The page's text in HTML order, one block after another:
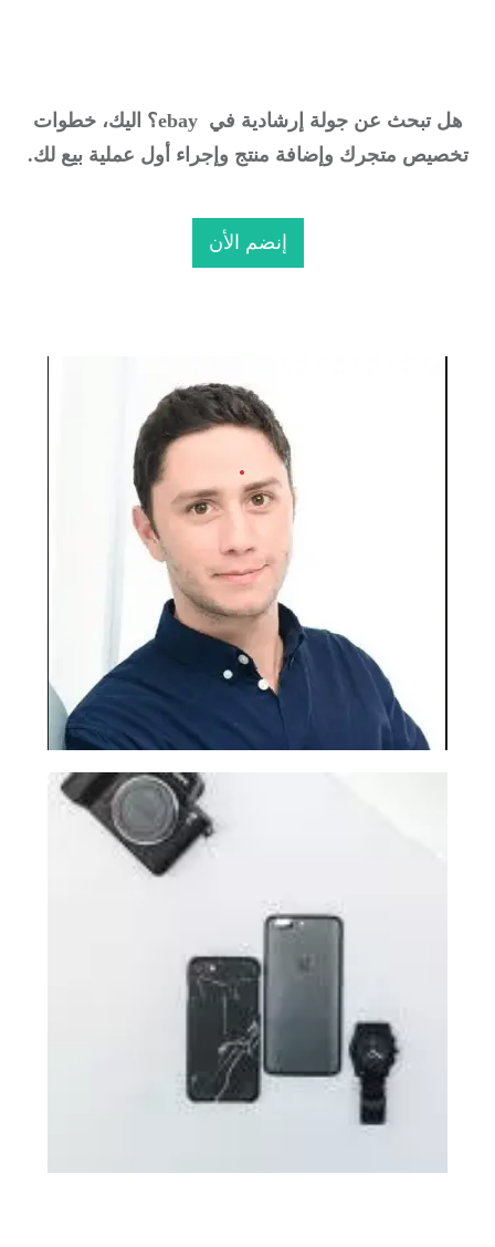
هل تبحث عن جولة إرشاديةفيebay؟اليك، خطوات
تخصيص متجرك وإضافة منتج وإجراء أول عملية بيع لك.
إنضم الأن